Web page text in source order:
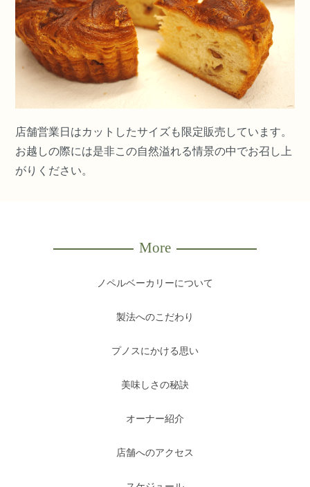
店舗営業日はカットしたサイズも限定販売しています。
お越しの際には是非この自然溢れる情景の中でお召し上
がりください。
More
ノペルベーカリーについて
製法へのこだわり
プノスにかける思い
美味しさの秘訣
オーナー紹介
店舗へのアクセス